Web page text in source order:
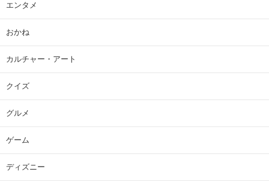
エンタメ
おかね
カルチャー・アート
クイズ
グルメ
ゲーム
ディズニー